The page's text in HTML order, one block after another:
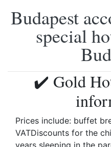
Budapest
special
✔️ Gold
Prices include: buffet
VATDiscounts for the
years sleeping in the